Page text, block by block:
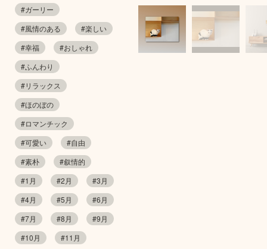
#ガーリー
#風情のある
#楽しい
#幸福
#おしゃれ
#ふんわり
#リラックス
#ほのぼの
#ロマンチック
#可愛い
#自由
#素朴
#叙情的
#1月
#2月
#3月
#4月
#5月
#6月
#7月
#8月
#9月
#10月
#11月